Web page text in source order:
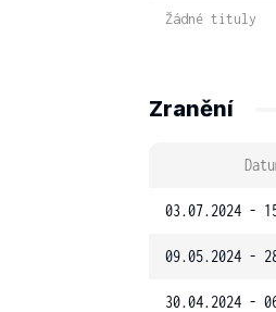
Žádné tituly
Zranění
03.07.2024 -
09.05.2024 -
30.04.2024 -